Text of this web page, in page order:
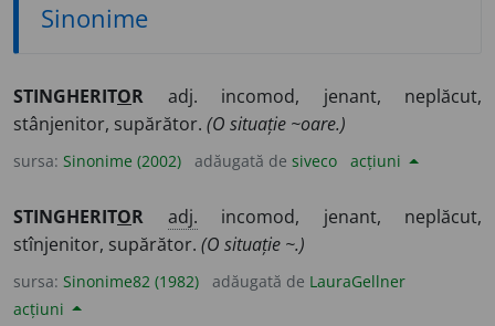
Sinonime
STINGHERITOR adj. incomod, jenant, neplăcut,
stânjenitor, supărător. (O situație ~oare.)
sursa: Sinonime (2002) adăugată de siveco acțiuni
STINGHERITOR adj. incomod, jenant, neplăcut,
stînjenitor, supărător. (O situație ~.)
sursa: Sinonime82 (1982) adăugată de LauraGellner
acțiuni